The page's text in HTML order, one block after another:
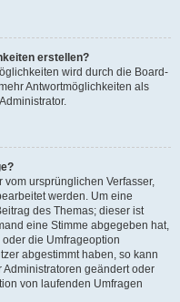
erstellen?
wird durch die Board-
Antwortmöglichkeiten als
ursprünglichen Verfasser,
werden. Um eine
des Themas; dieser ist
eine Stimme abgegeben hat,
die Umfrageoption
abgestimmt haben, so kann
geändert oder
von laufenden Umfragen